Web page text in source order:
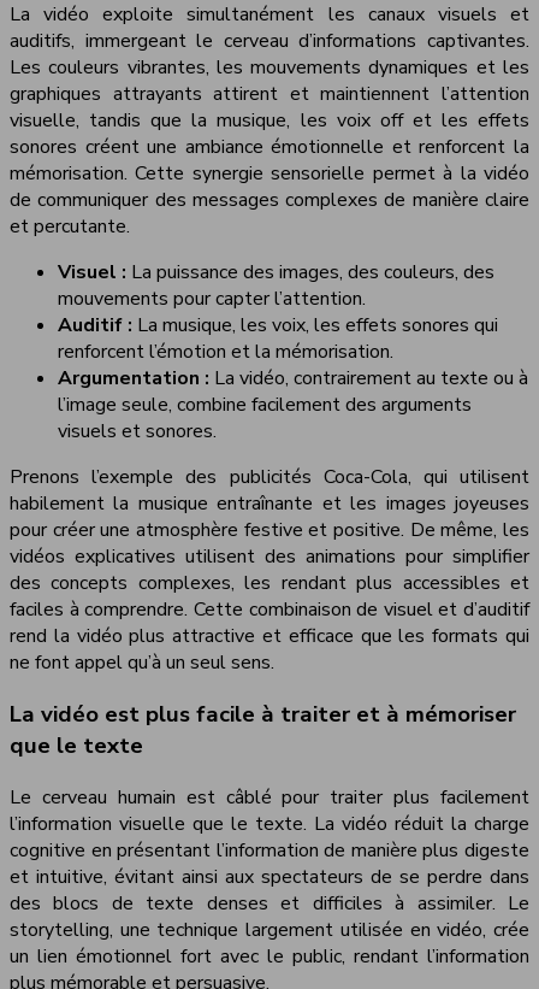
La vidéo exploite simultanément les canaux visuels et
auditifs, immergeant le cerveau d’informations captivantes.
Les couleurs vibrantes, les mouvements dynamiques et les
graphiques attrayants attirent et maintiennent l’attention
visuelle, tandis que la musique, les voix off et les effets
sonores créent une ambiance émotionnelle et renforcent la
mémorisation. Cette synergie sensorielle permet à la vidéo
de communiquer des messages complexes de manière claire
et percutante.
Visuel : La puissance des images, des couleurs, des
mouvements pour capter l’attention.
Auditif : La musique, les voix, les effets sonores qui
renforcent l’émotion et la mémorisation.
Argumentation : La vidéo, contrairement au texte ou à
l’image seule, combine facilement des arguments
visuels et sonores.
Prenons l’exemple des publicités Coca-Cola, qui utilisent
habilement la musique entraînante et les images joyeuses
pour créer une atmosphère festive et positive. De même, les
vidéos explicatives utilisent des animations pour simplifier
des concepts complexes, les rendant plus accessibles et
faciles à comprendre. Cette combinaison de visuel et d’auditif
rend la vidéo plus attractive et efficace que les formats qui
ne font appel qu’à un seul sens.
La vidéo est plus facile à traiter et à mémoriser
que le texte
Le cerveau humain est câblé pour traiter plus facilement
l’information visuelle que le texte. La vidéo réduit la charge
cognitive en présentant l’information de manière plus digeste
et intuitive, évitant ainsi aux spectateurs de se perdre dans
des blocs de texte denses et difficiles à assimiler. Le
storytelling, une technique largement utilisée en vidéo, crée
un lien émotionnel fort avec le public, rendant l’information
plus mémorable et persuasive.